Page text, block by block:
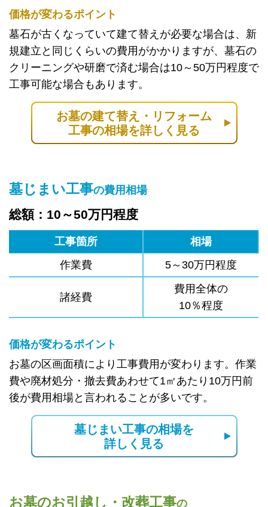
価格が変わるポイント
墓石が古くなっていて建て替えが必要な場合は、新
規建立と同じくらいの費用がかかりますが、墓石の
クリーニングや研磨で済む場合は10～50万円程度で
工事可能な場合もあります。
お墓の建て替え・リフォーム
工事の相場を詳しく見る
墓じまい工事の費用相場
総額：10～50万円程度
工事箇所
相場
作業費
5～30万円程度
諸経費
費用全体の
10％程度
価格が変わるポイント
お墓の区画面積により工事費用が変わります。作業
費や廃材処分・撤去費あわせて1㎡あたり10万円前
後が費用相場と言われることが多いです。
墓じまい工事の相場を
詳しく見る
お墓のお引越し・改葬工事の